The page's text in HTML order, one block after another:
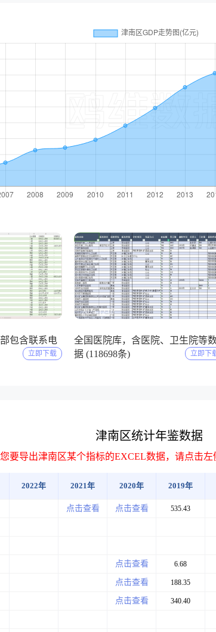
包含联系电
立即下载
2024-12-07
全国医院库，含医院、卫生院等
据 (118698条)
立即下
津南区统计年鉴数据
要导出津南区某个指标的EXCEL数据，请点击左
2022年 2021年 2020年 2019年
点击查看 点击查看 535.43
点击查看 6.68
点击查看 188.35
点击查看 340.40